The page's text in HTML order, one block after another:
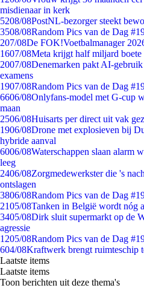
misdienaar in kerk
5208/08PostNL-bezorger steekt
3508/08Random Pics van de Dag
207/08De FOK!Voetbalmanager
1607/08Meta krijgt half miljard boete
2007/08Denemarken pakt AI-
examens
1907/08Random Pics van de Dag
6606/08Onlyfans-model met G-cup
maan
2506/08Huisarts per direct uit vak
1906/08Drone met explosieven bij
hybride aanval
6006/08Waterschappen slaan alarm
leeg
2406/08Zorgmedewerkster die 's
ontslagen
3806/08Random Pics van de Dag
2105/08Tanken in België wordt nóg
3405/08Dirk sluit supermarkt op de
agressie
1205/08Random Pics van de Dag
604/08Kraftwerk brengt ruimteschip
Laatste items
Laatste items
Toon berichten uit deze thema's